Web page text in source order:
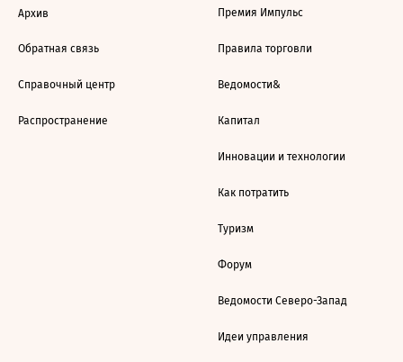
Архив
Обратная связь
Справочный центр
Распространение
Премия Импульс
Правила торговли
Ведомости&
Капитал
Инновации и технологии
Как потратить
Туризм
Форум
Ведомости Северо-Запад
Идеи управления